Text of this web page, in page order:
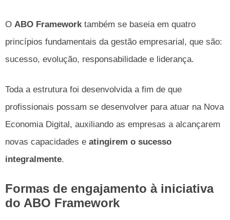
O ABO Framework também se baseia em quatro
princípios fundamentais da gestão empresarial, que são:
sucesso, evolução, responsabilidade e liderança.
Toda a estrutura foi desenvolvida a fim de que
profissionais possam se desenvolver para atuar na Nova
Economia Digital, auxiliando as empresas a alcançarem
novas capacidades e atingirem o sucesso
integralmente.
Formas de engajamento à iniciativa
do ABO Framework